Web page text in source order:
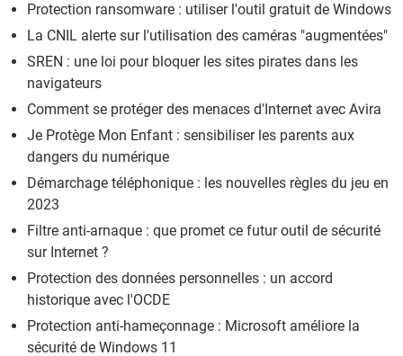
Protection ransomware : utiliser l'outil gratuit de Windows
La CNIL alerte sur l'utilisation des caméras "augmentées"
SREN : une loi pour bloquer les sites pirates dans les
navigateurs
Comment se protéger des menaces d'Internet avec Avira
Je Protège Mon Enfant : sensibiliser les parents aux
dangers du numérique
Démarchage téléphonique : les nouvelles règles du jeu en
2023
Filtre anti-arnaque : que promet ce futur outil de sécurité
sur Internet ?
Protection des données personnelles : un accord
historique avec l'OCDE
Protection anti-hameçonnage : Microsoft améliore la
sécurité de Windows 11